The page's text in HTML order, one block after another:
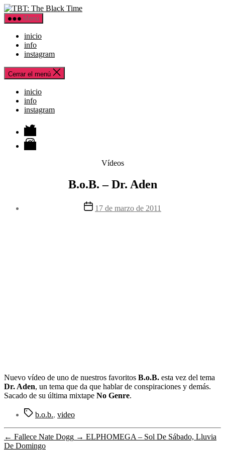
Saltar
al
contenido
TBT:
Menú
inicio
info
instagram
Cerrar el menú
inicio
info
instagram
Twitter
Instagram
Categorías
Vídeos
B.o.B. – Dr. Aden
Fecha17 de marzo de 2011
Nuevo vídeo de uno de nuestros favoritos B.o.B. esta vez del tema
Dr. Aden, un tema que da que hablar de conspiraciones y demás.
Sacado de su última mixtape No Genre.
Etiquetas
b.o.b., video
← Fallece Nate Dogg → ELPHOMEGA – Sol De Sábado, Lluvia
De Domingo